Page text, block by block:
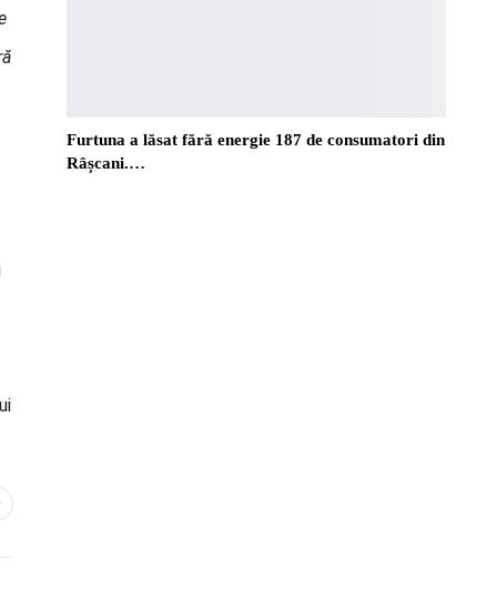
Furtuna a lăsat fără energie 187 de consumatori din
Râșcani.…